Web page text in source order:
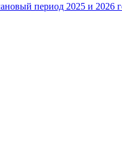
период 2025 и 2026